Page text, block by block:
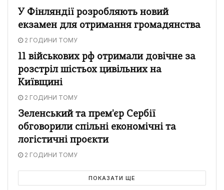
У Фінляндії розробляють новий
екзамен для отримання громадянства
2 ГОДИНИ ТОМУ
11 військових рф отримали довічне за
розстріл шістьох цивільних на
Київщині
2 ГОДИНИ ТОМУ
Зеленський та прем'єр Сербії
обговорили спільні економічні та
логістичні проєкти
2 ГОДИНИ ТОМУ
ПОКАЗАТИ ЩЕ